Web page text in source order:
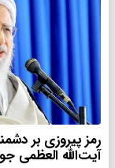
رمز پیروزی بر
آیت‌الله العظمی